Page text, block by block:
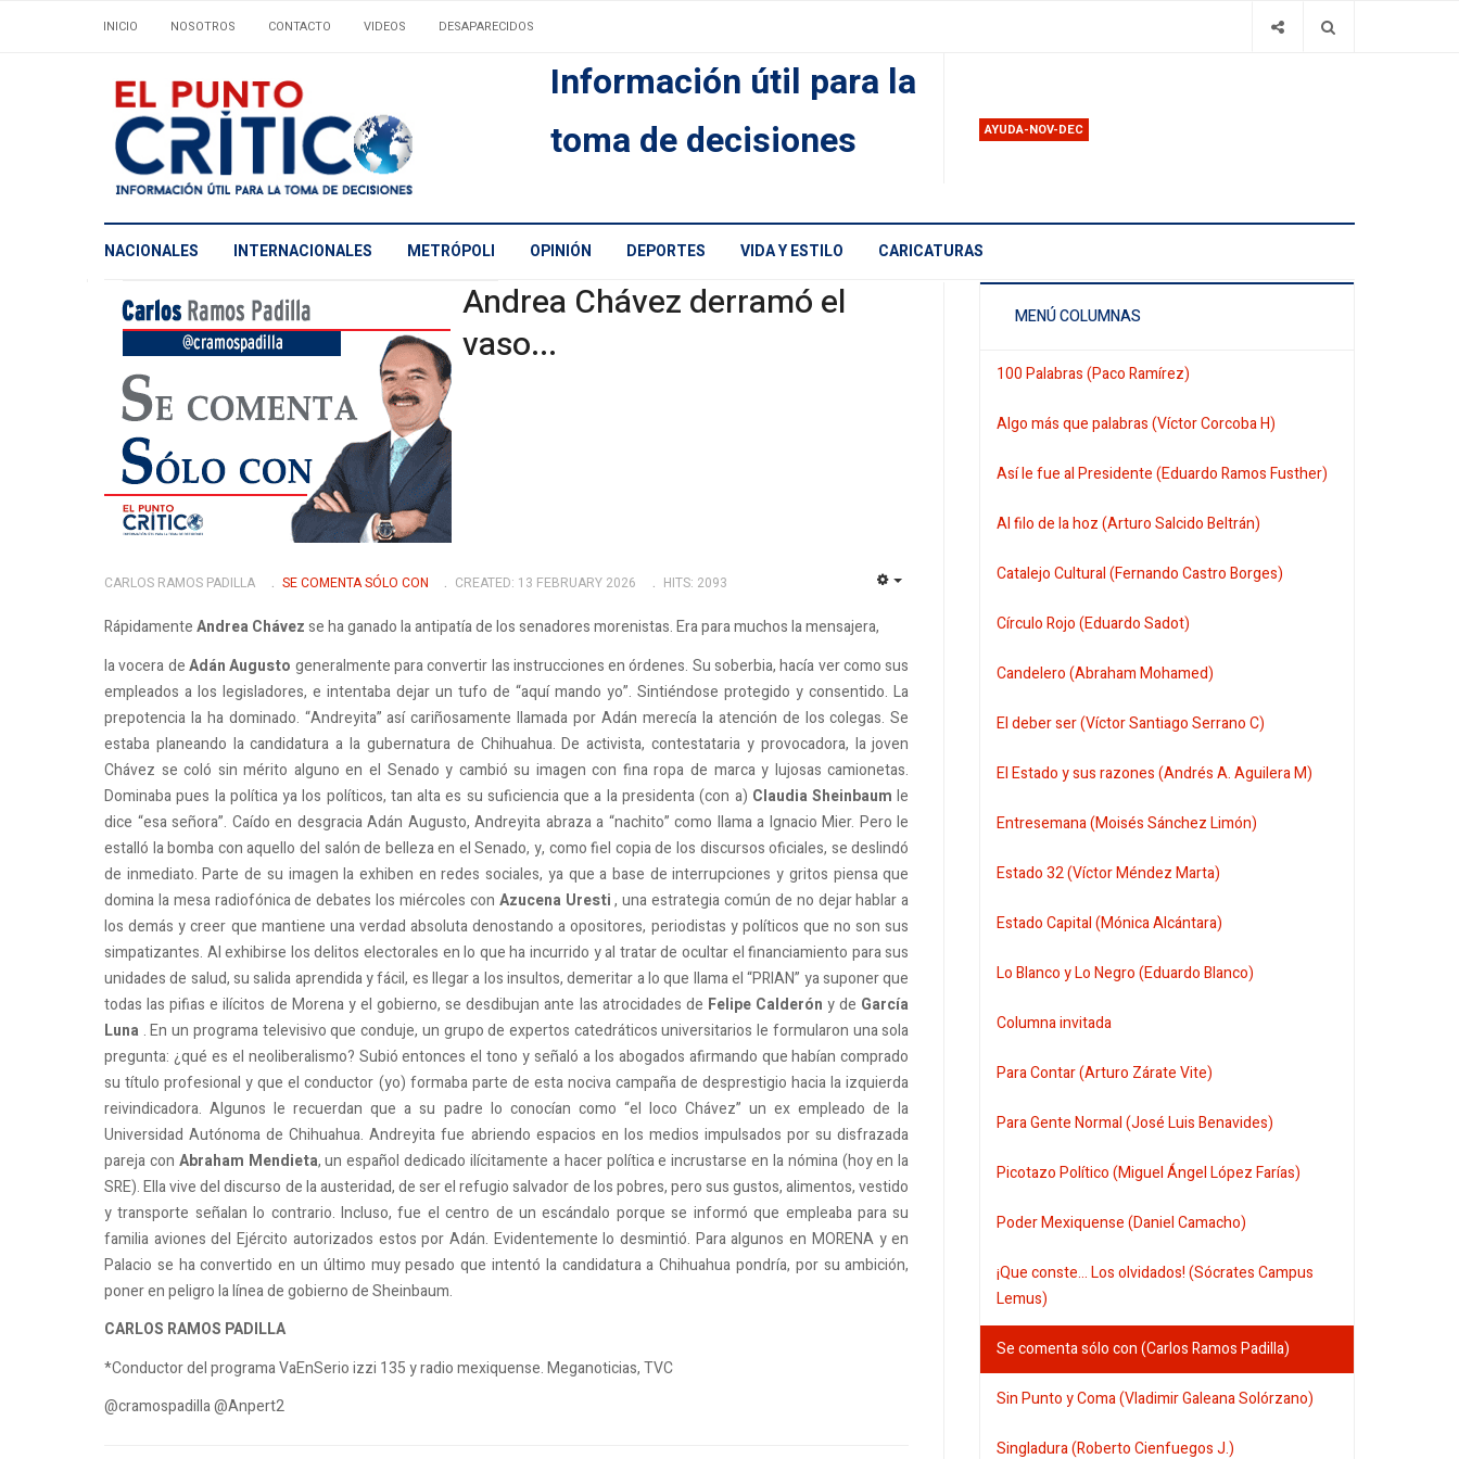
INICIO NOSOTROS CONTACTO VIDEOS DESAPARECIDOS
Información útil para la
toma de decisiones
AYUDA-NOV-DEC
NACIONALES INTERNACIONALES METRÓPOLI OPINIÓN DEPORTES VIDA Y ESTILO CARICATURAS
Andrea Chávez derramó el
vaso...
CARLOS RAMOS PADILLA SE COMENTA SÓLO CON CREATED: 13 FEBRUARY 2026 HITS: 2093
RápidamenteAndrea Chávezse ha ganado la antipatía de los senadores morenistas. Era para muchos la mensajera,
la vocera deAdán Augusto generalmente para convertir las instrucciones en órdenes. Su soberbia, hacía ver como sus
empleados a los legisladores, e intentaba dejar un tufo de “aquí mando yo”. Sintiéndose protegido y consentido. La
prepotencia la ha dominado. “Andreyita” así cariñosamente llamada por Adán merecía la atención de los colegas. Se
estaba planeando la candidatura a la gubernatura de Chihuahua. De activista, contestataria y provocadora, la joven
Chávez se coló sin mérito alguno en el Senado y cambió su imagen con fina ropa de marca y lujosas camionetas.
Dominaba pues la política ya los políticos, tan alta es su suficiencia que a la presidenta (con a) Claudia Sheinbaum le
dice “esa señora”. Caído en desgracia Adán Augusto, Andreyita abraza a “nachito” como llama a Ignacio Mier. Pero le
estalló la bomba con aquello del salón de belleza en el Senado, y, como fiel copia de los discursos oficiales, se deslindó
de inmediato. Parte de su imagen la exhiben en redes sociales, ya que a base de interrupciones y gritos piensa que
domina la mesa radiofónica de debates los miércoles con Azucena Uresti, una estrategia común de no dejar hablar a
los demás y creer que mantiene una verdad absoluta denostando a opositores, periodistas y políticos que no son sus
simpatizantes. Al exhibirse los delitos electorales en lo que ha incurrido y al tratar de ocultar el financiamiento para sus
unidades de salud, su salida aprendida y fácil, es llegar a los insultos, demeritar a lo que llama el “PRIAN” ya suponer que
todas las pifias e ilícitos de Morena y el gobierno, se desdibujan ante las atrocidades de Felipe Calderón y de García
Luna . En un programa televisivo que conduje, un grupo de expertos catedráticos universitarios le formularon una sola
pregunta: ¿qué es el neoliberalismo? Subió entonces el tono y señaló a los abogados afirmando que habían comprado
su título profesional y que el conductor (yo) formaba parte de esta nociva campaña de desprestigio hacia la izquierda
reivindicadora. Algunos le recuerdan que a su padre lo conocían como “el loco Chávez” un ex empleado de la
Universidad Autónoma de Chihuahua. Andreyita fue abriendo espacios en los medios impulsados ​​por su disfrazada
pareja con Abraham Mendieta, un español dedicado ilícitamente a hacer política e incrustarse en la nómina (hoy en la
SRE). Ella vive del discurso de la austeridad, de ser el refugio salvador de los pobres, pero sus gustos, alimentos, vestido
y transporte señalan lo contrario. Incluso, fue el centro de un escándalo porque se informó que empleaba para su
familia aviones del Ejército autorizados estos por Adán. Evidentemente lo desmintió. Para algunos en MORENA y en
Palacio se ha convertido en un último muy pesado que intentó la candidatura a Chihuahua pondría, por su ambición,
poner en peligro la línea de gobierno de Sheinbaum.
CARLOS RAMOS PADILLA
*Conductor del programa VaEnSerio izzi 135 y radio mexiquense. Meganoticias, TVC
@cramospadilla @Anpert2
MENÚ COLUMNAS
100 Palabras (Paco Ramírez)
Algo más que palabras (Víctor Corcoba H)
Así le fue al Presidente (Eduardo Ramos Fusther)
Al filo de la hoz (Arturo Salcido Beltrán)
Catalejo Cultural (Fernando Castro Borges)
Círculo Rojo (Eduardo Sadot)
Candelero (Abraham Mohamed)
El deber ser (Víctor Santiago Serrano C)
El Estado y sus razones (Andrés A. Aguilera M)
Entresemana (Moisés Sánchez Limón)
Estado 32 (Víctor Méndez Marta)
Estado Capital (Mónica Alcántara)
Lo Blanco y Lo Negro (Eduardo Blanco)
Columna invitada
Para Contar (Arturo Zárate Vite)
Para Gente Normal (José Luis Benavides)
Picotazo Político (Miguel Ángel López Farías)
Poder Mexiquense (Daniel Camacho)
¡Que conste... Los olvidados! (Sócrates Campus
Lemus)
Se comenta sólo con (Carlos Ramos Padilla)
Sin Punto y Coma (Vladimir Galeana Solórzano)
Singladura (Roberto Cienfuegos J.)